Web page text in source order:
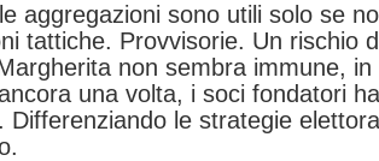
aggregazioni sono utili solo se
tattiche. Provvisorie. Un rischio
non sembra immune,
una volta, i soci fondatori
Differenziando le strategie